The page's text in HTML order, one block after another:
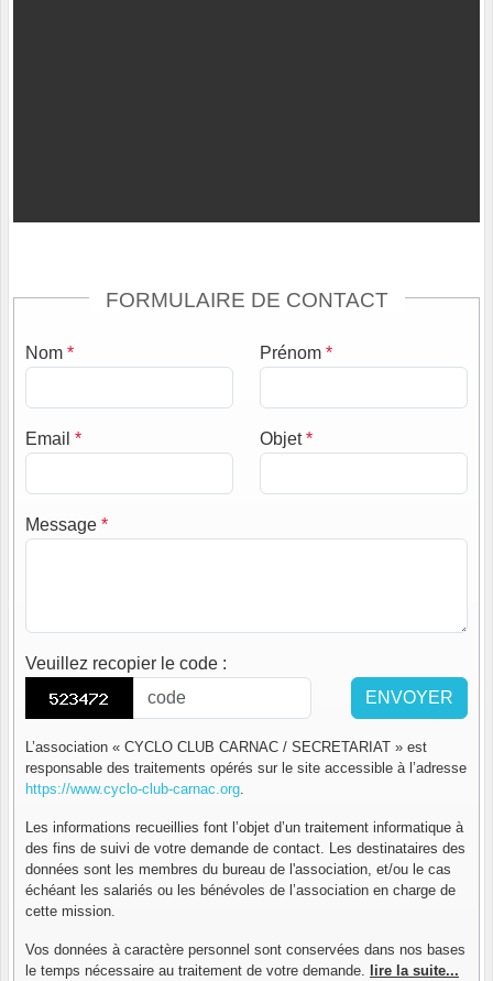
FORMULAIRE DE CONTACT
Nom * Prénom *
Email * Objet*
Message *
Veuillez recopier le code :
ENVOYER
L’association « CYCLO CLUB CARNAC / SECRETARIAT » est
responsable des traitements opérés sur le site accessible à l’adresse
https://www.cyclo-club-carnac.org.
Les informations recueillies font l’objet d’un traitement informatique à
des fins de suivi de votre demande de contact. Les destinataires des
données sont les membres du bureau de l'association, et/ou le cas
échéant les salariés ou les bénévoles de l’association en charge de
cette mission.
Vos données à caractère personnel sont conservées dans nos bases
le temps nécessaire au traitement de votre demande.
lire la suite...